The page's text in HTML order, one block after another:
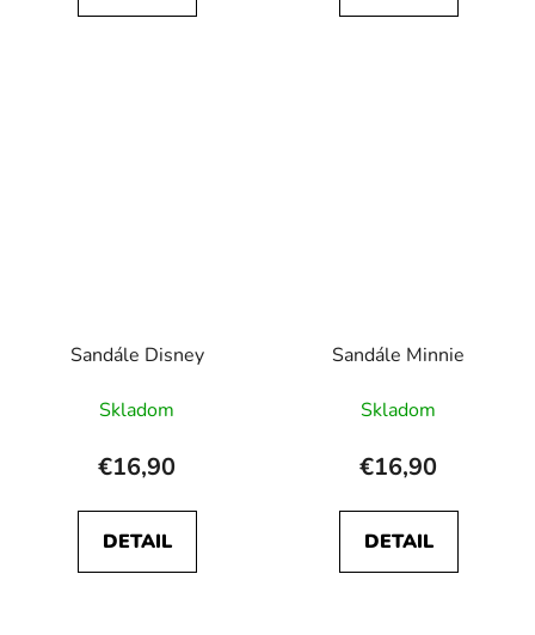
Sandále Disney
Skladom
€16,90
DETAIL
Sandále Minnie
Skladom
€16,90
DETAIL